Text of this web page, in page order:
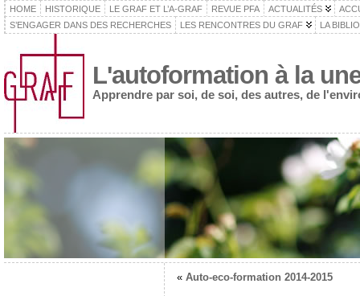
HOME HISTORIQUE LE GRAF ET L’A-GRAF REVUE PFA ACTUALITÉS
S’ENGAGER DANS DES RECHERCHES
LES RENCONTRES DU GRAF LA
L'autoformation à la
Apprendre par soi, de soi, des autres, de
« Auto-eco-formation 2014-2015